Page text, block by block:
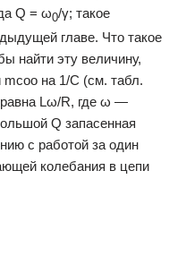
Q = ω0/γ; такое
главе. Что такое
найти эту величину,
mcoo на 1/С (см. табл.
равна Lω/R, где ω —
Q запасенная
с работой за один
колебания в цепи